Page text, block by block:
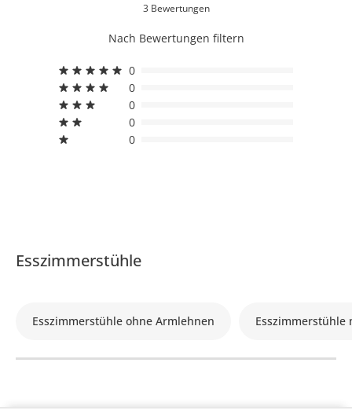
3 Bewertungen
Nach Bewertungen filtern
0
0
0
0
0
Esszimmerstühle
Esszimmerstühle ohne Armlehnen Esszimmerstühle